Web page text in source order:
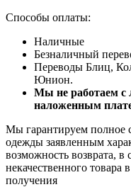
Способы оплаты:
Наличные
Безналичный
Переводы Блиц,
Юнион.
Мы не работаем с
наложенным
Мы гарантируем полное
одежды заявленным
возможность возврата, в
некачественного товара
получения